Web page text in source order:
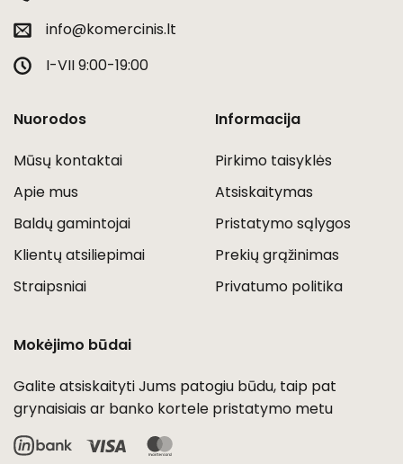
info@komercinis.lt
I-VII 9:00-19:00
Nuorodos
Mūsų kontaktai
Apie mus
Baldų gamintojai
Klientų atsiliepimai
Straipsniai
Informacija
Pirkimo taisyklės
Atsiskaitymas
Pristatymo sąlygos
Prekių grąžinimas
Privatumo politika
Mokėjimo būdai
Galite atsiskaityti Jums patogiu būdu, taip pat
grynaisiais ar banko kortele pristatymo metu
Visa